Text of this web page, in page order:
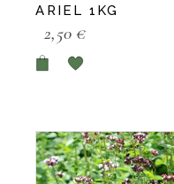
ARIEL 1KG
2,50 €